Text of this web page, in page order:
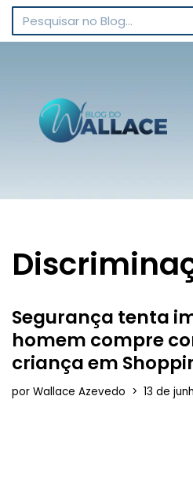
Pular
conteúdo
Segurança tenta
homem compre
criança em
por Wallace Azevedo 13 de